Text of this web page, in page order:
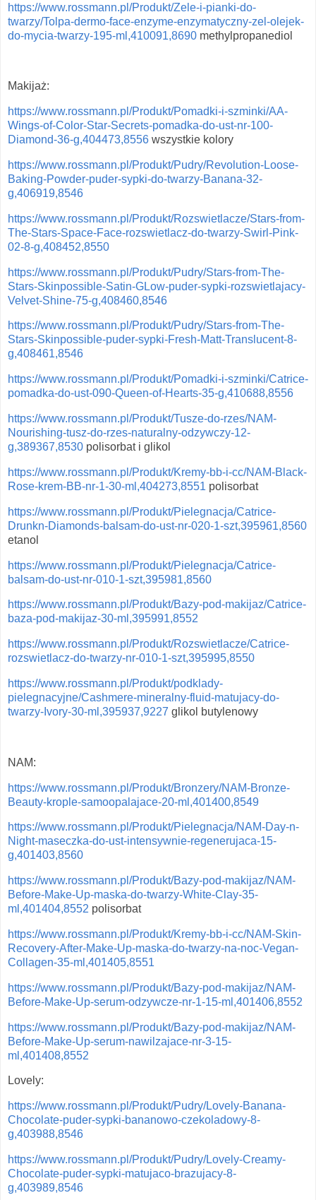
https://www.rossmann.pl/Produkt/Zele-i-pianki-do-
twarzy/Tolpa-dermo-face-enzyme-enzymatyczny-zel-olejek-
do-mycia-twarzy-195-ml,410091,8690 methylpropanediol
Makijaż:
https://www.rossmann.pl/Produkt/Pomadki-i-szminki/AA-
Wings-of-Color-Star-Secrets-pomadka-do-ust-nr-100-
Diamond-36-g,404473,8556 wszystkie kolory
https://www.rossmann.pl/Produkt/Pudry/Revolution-Loose-
Baking-Powder-puder-sypki-do-twarzy-Banana-32-
g,406919,8546
https://www.rossmann.pl/Produkt/Rozswietlacze/Stars-from-
The-Stars-Space-Face-rozswietlacz-do-twarzy-Swirl-Pink-
02-8-g,408452,8550
https://www.rossmann.pl/Produkt/Pudry/Stars-from-The-
Stars-Skinpossible-Satin-GLow-puder-sypki-rozswietlajacy-
Velvet-Shine-75-g,408460,8546
https://www.rossmann.pl/Produkt/Pudry/Stars-from-The-
Stars-Skinpossible-puder-sypki-Fresh-Matt-Translucent-8-
g,408461,8546
https://www.rossmann.pl/Produkt/Pomadki-i-szminki/Catrice-
pomadka-do-ust-090-Queen-of-Hearts-35-g,410688,8556
https://www.rossmann.pl/Produkt/Tusze-do-rzes/NAM-
Nourishing-tusz-do-rzes-naturalny-odzywczy-12-
g,389367,8530 polisorbat i glikol
https://www.rossmann.pl/Produkt/Kremy-bb-i-cc/NAM-Black-
Rose-krem-BB-nr-1-30-ml,404273,8551 polisorbat
https://www.rossmann.pl/Produkt/Pielegnacja/Catrice-
Drunkn-Diamonds-balsam-do-ust-nr-020-1-szt,395961,8560
etanol
https://www.rossmann.pl/Produkt/Pielegnacja/Catrice-
balsam-do-ust-nr-010-1-szt,395981,8560
https://www.rossmann.pl/Produkt/Bazy-pod-makijaz/Catrice-
baza-pod-makijaz-30-ml,395991,8552
https://www.rossmann.pl/Produkt/Rozswietlacze/Catrice-
rozswietlacz-do-twarzy-nr-010-1-szt,395995,8550
https://www.rossmann.pl/Produkt/podklady-
pielegnacyjne/Cashmere-mineralny-fluid-matujacy-do-
twarzy-Ivory-30-ml,395937,9227 glikol butylenowy
NAM:
https://www.rossmann.pl/Produkt/Bronzery/NAM-Bronze-
Beauty-krople-samoopalajace-20-ml,401400,8549
https://www.rossmann.pl/Produkt/Pielegnacja/NAM-Day-n-
Night-maseczka-do-ust-intensywnie-regenerujaca-15-
g,401403,8560
https://www.rossmann.pl/Produkt/Bazy-pod-makijaz/NAM-
Before-Make-Up-maska-do-twarzy-White-Clay-35-
ml,401404,8552 polisorbat
https://www.rossmann.pl/Produkt/Kremy-bb-i-cc/NAM-Skin-
Recovery-After-Make-Up-maska-do-twarzy-na-noc-Vegan-
Collagen-35-ml,401405,8551
https://www.rossmann.pl/Produkt/Bazy-pod-makijaz/NAM-
Before-Make-Up-serum-odzywcze-nr-1-15-ml,401406,8552
https://www.rossmann.pl/Produkt/Bazy-pod-makijaz/NAM-
Before-Make-Up-serum-nawilzajace-nr-3-15-
ml,401408,8552
Lovely:
https://www.rossmann.pl/Produkt/Pudry/Lovely-Banana-
Chocolate-puder-sypki-bananowo-czekoladowy-8-
g,403988,8546
https://www.rossmann.pl/Produkt/Pudry/Lovely-Creamy-
Chocolate-puder-sypki-matujaco-brazujacy-8-
g,403989,8546